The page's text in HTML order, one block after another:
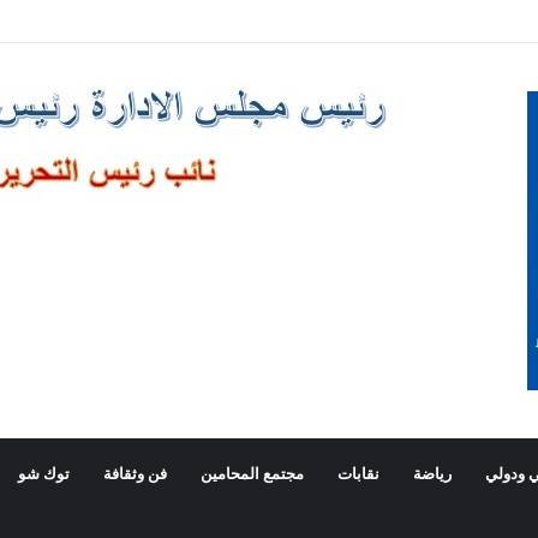
ودولي رياضة نقابات مجتمع المحامين فن وثقافة توك شو